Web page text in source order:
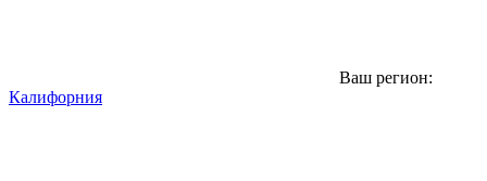
Ваш регион:
Калифорния